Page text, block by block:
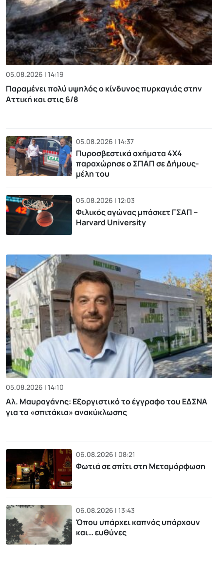
05.08.2026 | 14:19
Παραμένει πολύ υψηλός ο κίνδυνος πυρκαγιάς στην
Αττική και στις 6/8
05.08.2026 | 14:37
Πυροσβεστικά οχήματα 4Χ4
παραχώρησε ο ΣΠΑΠ σε Δήμους-
μέλη του
05.08.2026 | 12:03
Φιλικός αγώνας μπάσκετ ΓΣΑΠ –
Harvard University
05.08.2026 | 14:10
Αλ. Μαυραγάνης: Εξοργιστικό το έγγραφο του ΕΔΣΝΑ
για τα «σπιτάκια» ανακύκλωσης
06.08.2026 | 08:21
Φωτιά σε σπίτι στη Μεταμόρφωση
06.08.2026 | 13:43
Όπου υπάρχει καπνός υπάρχουν
και… ευθύνες